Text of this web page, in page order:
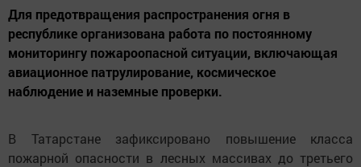
Для предотвращения распространения огня в
республике организована работа по постоянному
мониторингу пожароопасной ситуации, включающая
авиационное патрулирование, космическое
наблюдение и наземные проверки.
В Татарстане зафиксировано повышение класса
пожарной опасности в лесных массивах до третьего